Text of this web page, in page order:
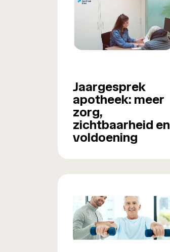
Jaargesprek
apotheek: meer
zorg,
zichtbaarheid en
voldoening